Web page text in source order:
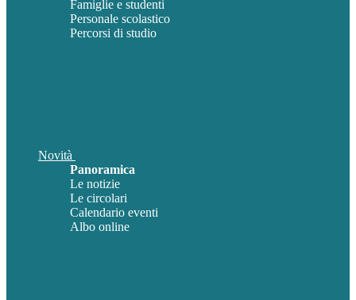
Famiglie e studenti
Personale scolastico
Percorsi di studio
Novità
Panoramica
Le notizie
Le circolari
Calendario eventi
Albo online